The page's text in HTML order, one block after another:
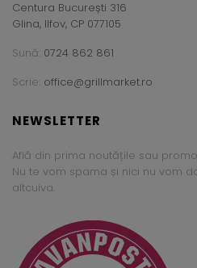
Centura București 316
Glina, Ilfov, CP 077105
Sună: 0724 862 861
Scrie: office@grillmarket.ro
NEWSLETTER
Află din prima noutățile sau
Nu te vom spama și nici nu vom
altcuiva.